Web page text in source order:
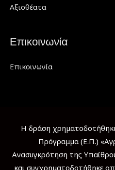
Αξιοθέατα
Επικοινωνία
Επικοινωνία
Η δράση
Πρόγραμμα (Ε.Π.)
Ανασυγκρότηση της
και συγχρηματοδοτήθηκε